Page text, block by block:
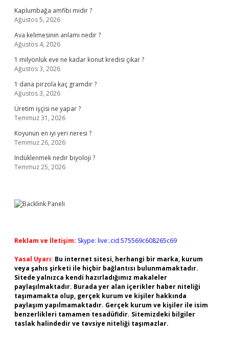
Kaplumbağa amfibi midir ?
Ağustos 5, 2026
Ava kelimesinin anlamı nedir ?
Ağustos 4, 2026
1 milyonluk eve ne kadar konut kredisi çıkar ?
Ağustos 3, 2026
1 dana pirzola kaç gramdır ?
Ağustos 3, 2026
Üretim işçisi ne yapar ?
Temmuz 31, 2026
Koyunun en iyi yeri neresi ?
Temmuz 26, 2026
Indüklenmek nedir biyoloji ?
Temmuz 25, 2026
Reklam ve İletişim: Skype: live:.cid.575569c608265c69
Yasal Uyarı: Bu internet sitesi, herhangi bir marka, kurum
veya şahıs şirketi ile hiçbir bağlantısı bulunmamaktadır.
Sitede yalnızca kendi hazırladığımız makaleler
paylaşılmaktadır. Burada yer alan içerikler haber niteliği
taşımamakta olup, gerçek kurum ve kişiler hakkında
paylaşım yapılmamaktadır. Gerçek kurum ve kişiler ile isim
benzerlikleri tamamen tesadüfidir. Sitemizdeki bilgiler
taslak halindedir ve tavsiye niteliği taşımazlar.